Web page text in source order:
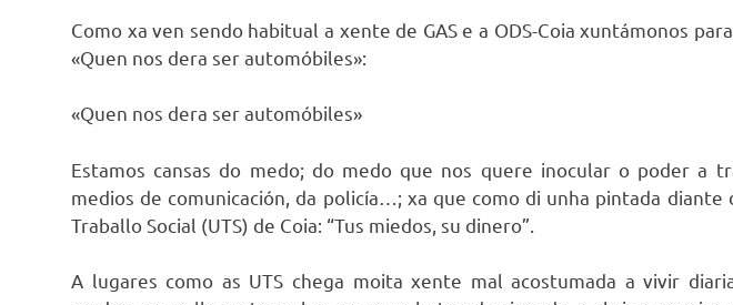
Como xa ven sendo habitual a xente de GAS e a ODS-Coia xuntámonos
« Quen nos dera ser automóbiles»:
«Quen nos dera ser automóbiles»
Estamos cansas do medo; do medo que nos quere inocular o poder a
medios de comunicación, da policía…; xa que como di unha pintada diante
Traballo Social (UTS) de Coia: “Tus miedos, su dinero”.
A lugares como as UTS chega moita xente mal acostumada a vivir